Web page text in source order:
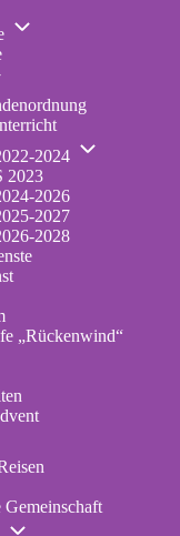
Unternavigation
Jugendliche
2024
Unternavigation
2023
2026
2027
2028
„Rückenwind“
new
Unternavigation